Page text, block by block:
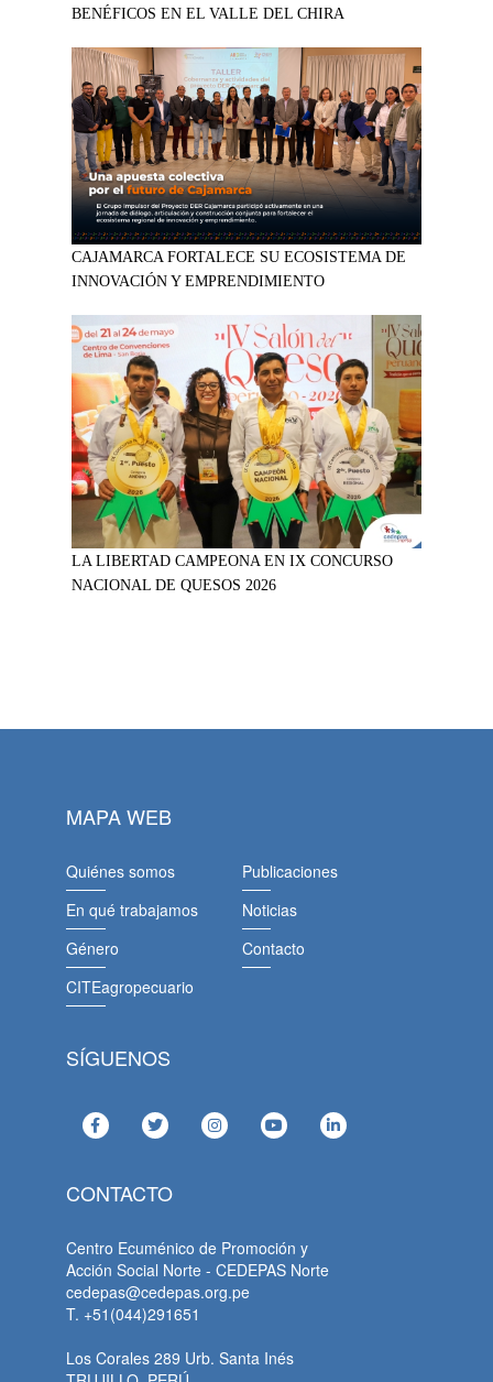
BENÉFICOS EN EL VALLE DEL CHIRA
CAJAMARCA FORTALECE SU ECOSISTEMA DE
INNOVACIÓN Y EMPRENDIMIENTO
LA LIBERTAD CAMPEONA EN IX CONCURSO
NACIONAL DE QUESOS 2026
MAPA WEB
Quiénes somos
En qué trabajamos
Género
CITEagropecuario
Publicaciones
Noticias
Contacto
SÍGUENOS
CONTACTO
Centro Ecuménico de Promoción y
Acción Social Norte - CEDEPAS Norte
cedepas@cedepas.org.pe
T. +51(044)291651
Los Corales 289 Urb. Santa Inés